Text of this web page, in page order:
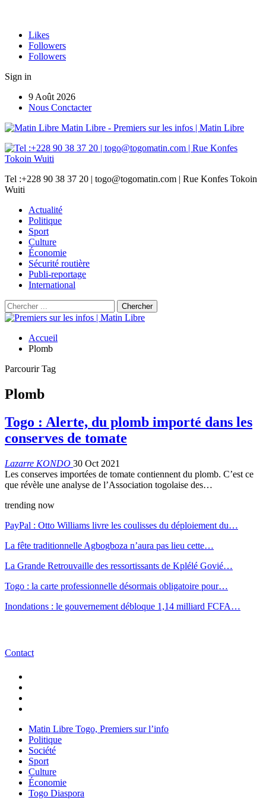
Likes
Followers
Followers
Sign in
9 Août 2026
Nous Conctacter
Matin Libre - Premiers sur les infos | Matin Libre
Tel :+228 90 38 37 20 | togo@togomatin.com | Rue Konfes Tokoin
Wuiti
Actualité
Politique
Sport
Culture
Économie
Sécurité routière
Publi-reportage
International
Accueil
Plomb
Parcourir Tag
Plomb
Togo : Alerte, du plomb importé dans les
conserves de tomate
Lazarre KONDO 30 Oct 2021
Les conserves importées de tomate contiennent du plomb. C’est ce
que révèle une analyse de l’Association togolaise des…
trending now
PayPal : Otto Williams livre les coulisses du déploiement du…
La fête traditionnelle Agbogboza n’aura pas lieu cette…
La Grande Retrouvaille des ressortissants de Kplélé Govié…
Togo : la carte professionnelle désormais obligatoire pour…
Inondations : le gouvernement débloque 1,14 milliard FCFA…
Contact
Matin Libre Togo, Premiers sur l’info
Politique
Société
Sport
Culture
Économie
Togo Diaspora